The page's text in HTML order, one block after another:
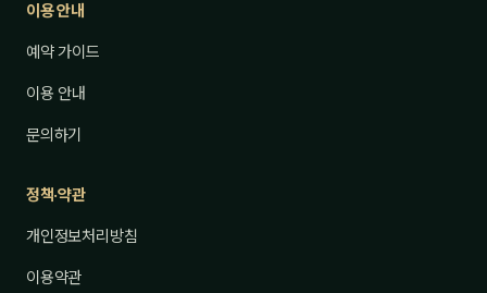
이용 안내
예약 가이드
이용 안내
문의하기
정책·약관
개인정보처리방침
이용약관